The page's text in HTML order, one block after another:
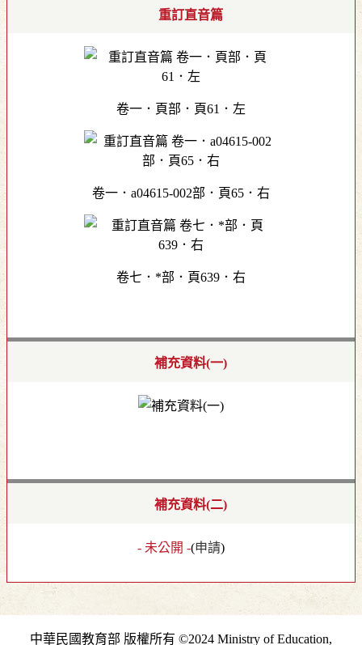
重訂直音篇
卷一．頁部．頁61．左
卷一．a04615-002部．頁65．右
卷七．*部．頁639．右
補充資料(一)
補充資料(二)
- 未公開 -(申請)
中華民國教育部 版權所有 ©2024 Ministry of Education,